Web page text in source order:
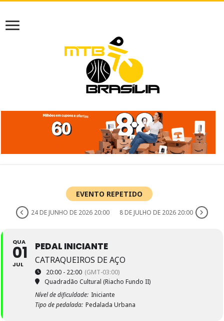
EVENTO REPETIDO
24 DE JUNHO DE 2026 20:00 8 DE JULHO DE 2026 20:00
QUA
01
JUL
PEDAL INICIANTE
CATRAQUEIROS DE AÇO
20:00 - 22:00 (GMT-03:00)
Quadradão Cultural (Riacho Fundo II)
Nível de dificuldade: Iniciante
Tipo de pedalada: Pedalada Urbana